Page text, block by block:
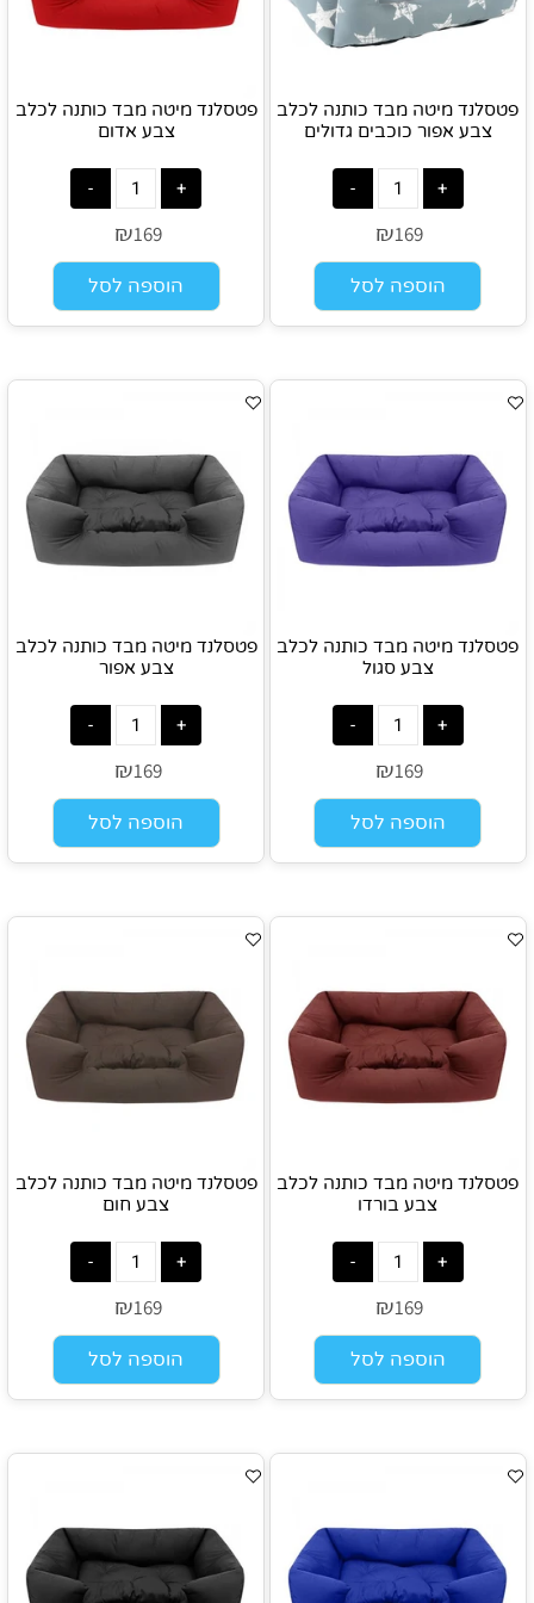
פטסלנד מיטה מבד כותנה לכלב
צבע אפור כוכבים גדולים
₪169
הוספה לסל
פטסלנד מיטה מבד כותנה לכלב
צבע אדום
₪169
הוספה לסל
פטסלנד מיטה מבד כותנה לכלב
צבע סגול
₪169
הוספה לסל
פטסלנד מיטה מבד כותנה לכלב
צבע אפור
₪169
הוספה לסל
פטסלנד מיטה מבד כותנה לכלב
צבע בורדו
₪169
הוספה לסל
פטסלנד מיטה מבד כותנה לכלב
צבע חום
₪169
הוספה לסל